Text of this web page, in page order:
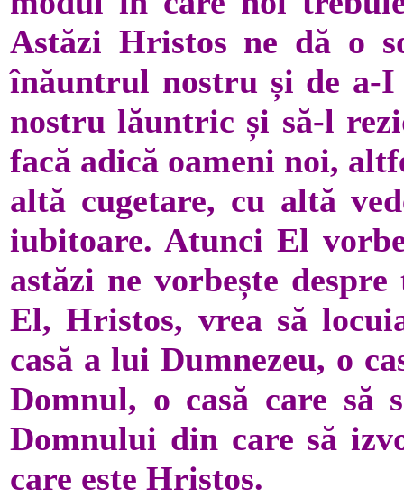
Astăzi Hristos ne dă o
înăuntrul nostru și de a-
nostru lăuntric și să-l
facă adică oameni noi,
altă cugetare, cu altă
iubitoare. Atunci El
astăzi ne vorbește
El, Hristos, vrea să
casă a lui Dumnezeu, o
Domnul, o casă care să
Domnului din care să
care este Hristos.